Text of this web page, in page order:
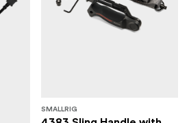
SMALLRIG